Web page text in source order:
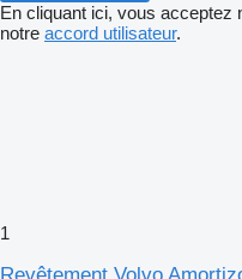
En cliquant ici, vous acceptez
notre accord utilisateur.
1